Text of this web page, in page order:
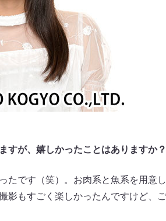
が、嬉しかったことはありますか？
です（笑）。お肉系と魚系を用意
もすごく楽しかったんですけど、ご